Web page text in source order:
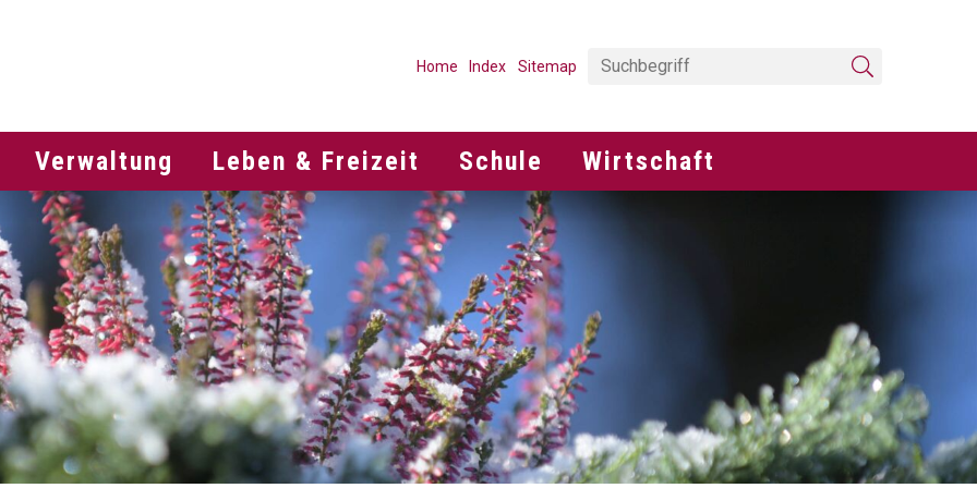
METANAVIGATION
Home Index Sitemap Suchbegriff
Suche starten
Verwaltung Leben & Freizeit Schule Wirtschaft